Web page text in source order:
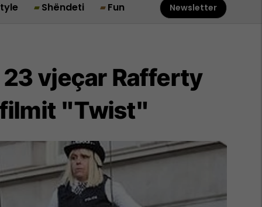
Shëndeti Fun Newsletter
23 vjeçar Rafferty
filmit "Twist"